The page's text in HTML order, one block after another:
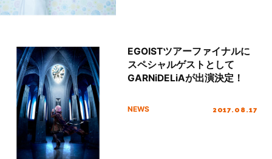
EGOISTツアーファイナルに
スペシャルゲストとして
GARNiDELiAが出演決定！
NEWS 2017.08.17